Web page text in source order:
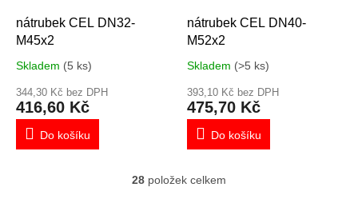
nátrubek CEL DN32-
M45x2
Skladem (5 ks)
344,30 Kč bez DPH
416,60 Kč
Do košíku
nátrubek CEL DN40-
M52x2
Skladem (>5 ks)
393,10 Kč bez DPH
475,70 Kč
Do košíku
O
28 položek celkem